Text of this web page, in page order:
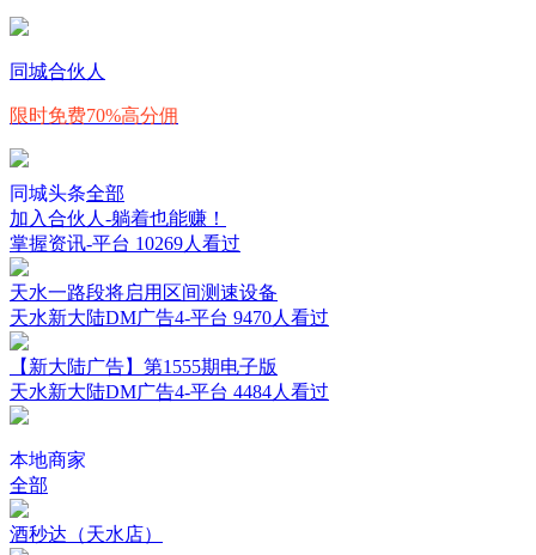
同城合伙人
限时免费70%高分佣
同城头条全部
加入合伙人-躺着也能赚！
掌握资讯-平台 10269人看过
天水一路段将启用区间测速设备
天水新大陆DM广告4-平台 9470人看过
【新大陆广告】第1555期电子版
天水新大陆DM广告4-平台 4484人看过
本地商家
全部
酒秒达（天水店）